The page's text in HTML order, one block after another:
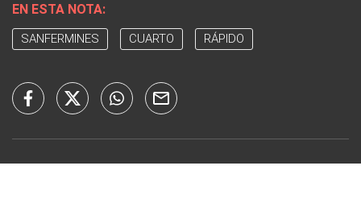
EN ESTA NOTA:
SANFERMINES CUARTO RÁPIDO